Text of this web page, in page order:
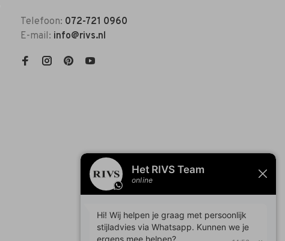
Telefoon: 072-721 0960
E-mail: info@rivs.nl